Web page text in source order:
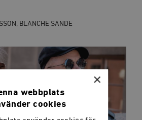
BLANCHE SANDE
×
webbplats
cookies